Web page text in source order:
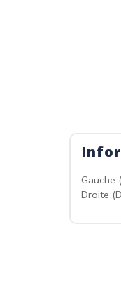
Gauche
Droite